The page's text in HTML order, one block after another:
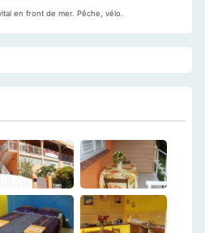
en front de mer. Pêche, vélo.